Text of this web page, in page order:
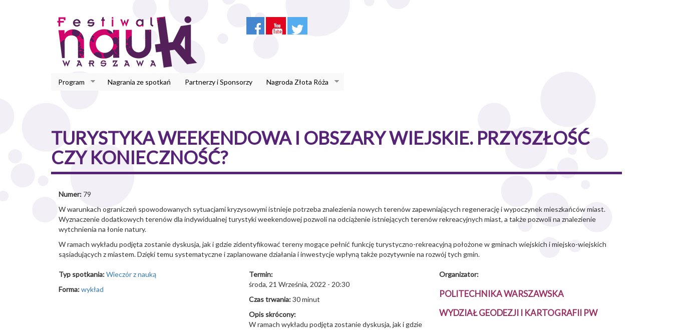
Program Nagrania ze spotkań Partnerzy i Sponsorzy Nagroda Złota Róża
TURYSTYKA WEEKENDOWA I OBSZARY WIEJSKIE. PRZYSZŁOŚĆ
CZY KONIECZNOŚĆ?
Numer: 79
W warunkach ograniczeń spowodowanych sytuacjami kryzysowymi istnieje potrzeba znalezienia nowych terenów zapewniających regenerację i wypoczynek mieszkańców miast.
Wyznaczenie dodatkowych terenów dla indywidualnej turystyki weekendowej pozwoli na odciążenie istniejących terenów rekreacyjnych miast, a także pozwoli na znalezienie
wytchnienia na łonie natury.
W ramach wykładu podjęta zostanie dyskusja, jak i gdzie zidentyfikować tereny mogące pełnić funkcję turystyczno-rekreacyjną położone w gminach wiejskich i miejsko-wiejskich
sąsiadujących z miastem. Dzięki temu systematyczne i zaplanowane działania i inwestycje wpłyną także pozytywnie na rozwój tych gmin.
Typ spotkania:Wieczór z nauką
Forma:wykład
Termin:
środa, 21 Września, 2022 - 20:30
Czas trwania:30 minut
Opis skrócony:
W ramach wykładu podjęta zostanie dyskusja, jak i gdzie
Organizator:
POLITECHNIKA WARSZAWSKA
WYDZIAŁ GEODEZJI I KARTOGRAFII PW